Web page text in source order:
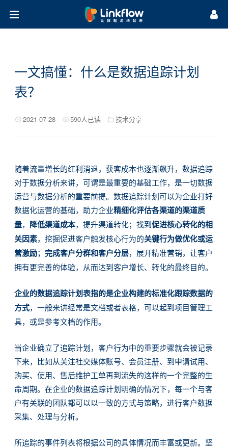
场景方案
行业方案
集成
营销研习社
案例干货
微课堂
知识库
热门活动
关于我们
一文搞懂：什么是数据追踪计划
表？
2021-07-28 590人已读 技术分享
随着流量增长的红利消退，获客成本也逐渐飙升，数据追踪
对于数据分析来讲，可谓是最重要的基础工作，是一切数据
运营与数据分析的重要前提。数据追踪计划可以为企业打好
数据化运营的基础，助力企业精细化评估各渠道的渠道质
量， 降低渠道成本，提升渠道转化；找到促进核心转化的相
关因素，挖掘促进客户触发核心行为的关键行为做优化或运
营激励； 完成客户分群和客户分层，展开精准营销，让客户
拥有更完善的体验，从而达到客户增长、转化的最终目的。
企业的数据追踪计划表指的是企业构建的标准化跟踪数据的
方式，一般来讲经常是文档或者表格，可以起到项目管理工
具，或是参考文档的作用。
当企业确立了追踪计划，客户行为中的重要步骤就会被记录
下来，比如从关注社交媒体账号、会员注册、到申请试用、
购买、使用、售后维护工单再到流失的这样的一个完整的生
命周期。在企业的数据追踪计划明确的情况下，每一个与客
户有关联的团队都可以以一致的方式与策略，进行客户数据
采集、处理与分析。
所追踪的事件列表将根据公司的具体情况而丰富或更新。坚